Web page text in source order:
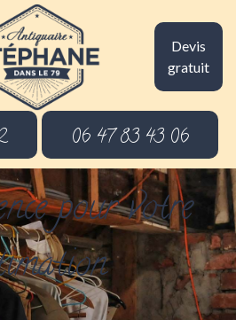
Devis
gratuit
06 47 83 43 06
pour votre